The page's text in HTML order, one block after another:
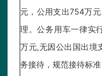
元，公用支出754万
理。公务用车一律实
万元,无因公出国出境
务接待，规范接待标